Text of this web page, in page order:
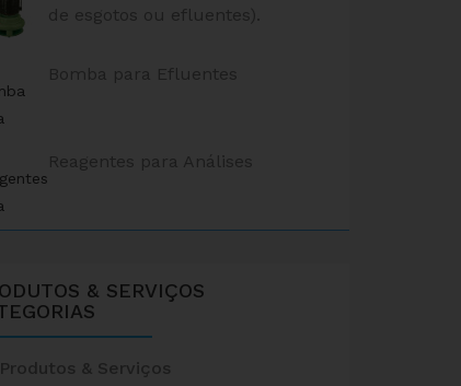
de esgotos ou efluentes).
Bomba para Efluentes
Reagentes para Análises
& SERVIÇOS
Produtos & Serviços